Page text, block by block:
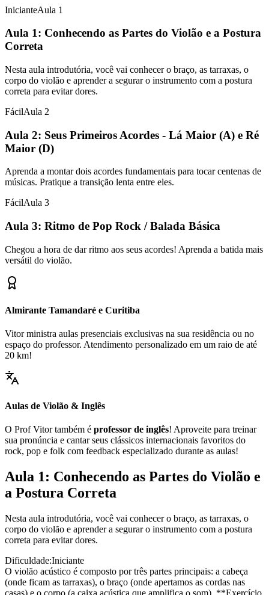
InicianteAula 1
Aula 1: Conhecendo as Partes do Violão e a Postura
Correta
Nesta aula introdutória, você vai conhecer o braço, as tarraxas, o
corpo do violão e aprender a segurar o instrumento com a postura
correta para evitar dores.
FácilAula 2
Aula 2: Seus Primeiros Acordes - Lá Maior (A) e Ré
Maior (D)
Aprenda a montar dois acordes fundamentais para tocar centenas de
músicas. Pratique a transição lenta entre eles.
FácilAula 3
Aula 3: Ritmo de Pop Rock / Balada Básica
Chegou a hora de dar ritmo aos seus acordes! Aprenda a batida mais
versátil do violão.
Almirante Tamandaré e Curitiba
Vitor ministra aulas presenciais exclusivas na sua residência ou no
espaço do professor. Atendimento personalizado em um raio de até
20 km!
Aulas de Violão & Inglês
O Prof Vitor também é professor de inglês! Aproveite para treinar
sua pronúncia e cantar seus clássicos internacionais favoritos do
rock, pop e folk com feedback especializado durante as aulas!
Aula 1: Conhecendo as Partes do Violão e
a Postura Correta
Nesta aula introdutória, você vai conhecer o braço, as tarraxas, o
corpo do violão e aprender a segurar o instrumento com a postura
correta para evitar dores.
Dificuldade:Iniciante
O violão acústico é composto por três partes principais: a cabeça
(onde ficam as tarraxas), o braço (onde apertamos as cordas nas
casas) e o corpo (a caixa acústica que amplifica o som). **Exercício